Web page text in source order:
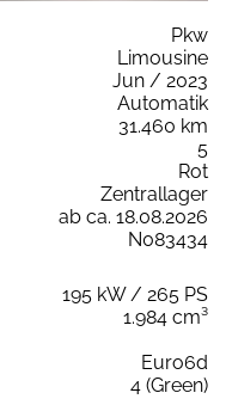
Pkw
Limousine
Jun / 2023
Automatik
31.460 km
5
Rot
Zentrallager
ab ca. 18.08.2026
N083434
195 kW / 265 PS
1.984 cm³
Euro6d
4 (Green)